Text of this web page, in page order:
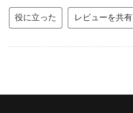
役に立った レビューを共有